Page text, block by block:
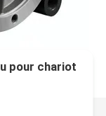
pour chariot